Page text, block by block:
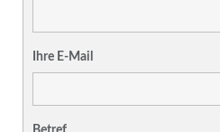
Ihre E-Mail